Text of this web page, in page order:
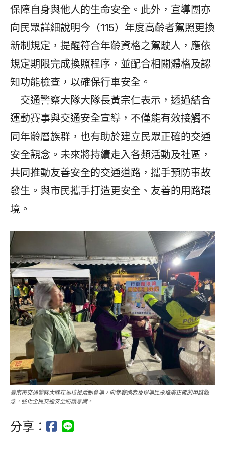
保障自身與他人的生命安全。此外，宣導團亦
向民眾詳細說明今（115）年度高齡者駕照更換
新制規定，提醒符合年齡資格之駕駛人，應依
規定期限完成換照程序，並配合相關體格及認
知功能檢查，以確保行車安全。
交通警察大隊大隊長黃宗仁表示，透過結合
運動賽事與交通安全宣導，不僅能有效接觸不
同年齡層族群，也有助於建立民眾正確的交通
安全觀念。未來將持續走入各類活動及社區，
共同推動友善安全的交通道路，攜手預防事故
發生。與市民攜手打造更安全、友善的用路環
境。
臺南市交通警察大隊在馬拉松活動會場，向參賽跑者及現場民眾推廣正確的用路觀
念，強化全民交通安全防護意識。
分享：